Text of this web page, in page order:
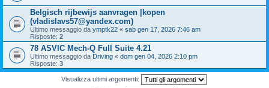
Belgisch rijbewijs aanvragen |kopen
(vladislavs57@yandex.com)
Ultimo messaggio da ymptk22 « sab gen 17, 2026 7:46 am
Risposte: 2
78 ASVIC Mech-Q Full Suite 4.21
Ultimo messaggio da Driving « dom gen 04, 2026 2:10 pm
Risposte: 3
Visualizza ultimi argomenti: